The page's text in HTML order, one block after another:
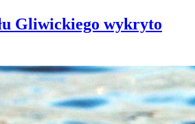
Gliwickiego wykryto